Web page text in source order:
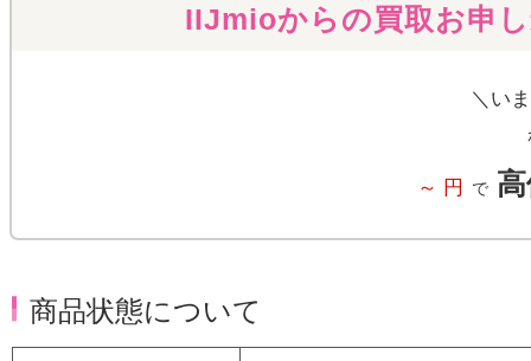
IIJmioからの買取お申
＼い
～ 円 で
商品状態について